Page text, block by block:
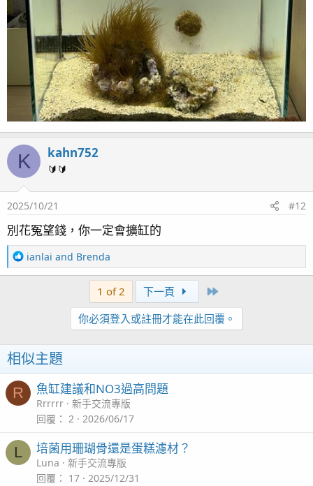
K kahn752
🔰🔰
2025/10/21 #12
別花冤望錢，你一定會擴缸的
R
e
n
s
：
ianlai and Brenda
1 of 2 下一頁
你必須登入或註冊才能在此回覆。
相似主題
R 魚缸建議和NO3過高問題
Rrrrrr
新手交流專版
回覆
2 2026/06/17
L 培菌用珊瑚骨還是蛋糕濾材？
Luna
新手交流專版
回覆
17 2025/12/31